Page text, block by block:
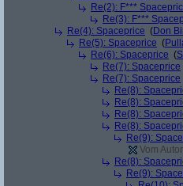
Re(2): F***
Re(3): F***
Re(4): Spaceprice (Don
Re(5): Spaceprice (
Re(6): Spaceprice (
Re(7): Spaceprice
Re(7): Spaceprice
Re(8):
Re(8):
Re(8):
Re(8):
Re(9):
Vom
Re(8):
Re(9):